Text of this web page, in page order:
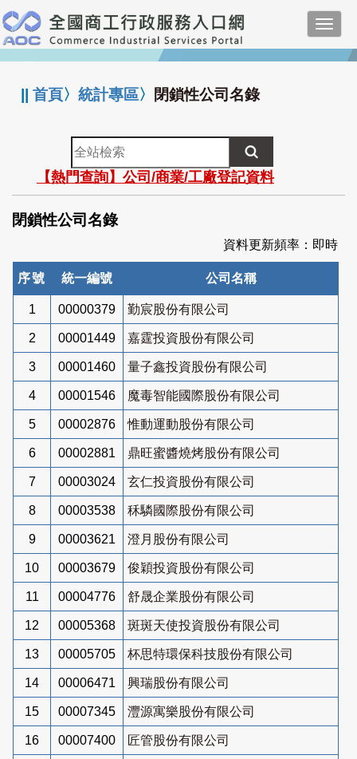
跳
到
主
要
:::
||首頁〉統計專區〉 閉鎖性公司名錄
全
站
檢
索
【熱門查詢】公司/商業/工廠登記資料
閉鎖性公司名錄
資料更新頻率：即時
序號 統一編號 公司名稱
1 00000379 勤宸股份有限公司
2 00001449 嘉霆投資股份有限公司
3 00001460 量子鑫投資股份有限公司
4 00001546 魔毒智能國際股份有限公司
5 00002876 惟動運動股份有限公司
6 00002881 鼎旺蜜醬燒烤股份有限公司
7 00003024 玄仁投資股份有限公司
8 00003538 秝驎國際股份有限公司
9 00003621 澄月股份有限公司
10 00003679 俊穎投資股份有限公司
11 00004776 舒晟企業股份有限公司
12 00005368 斑斑天使投資股份有限公司
13 00005705 杯思特環保科技股份有限公司
14 00006471 興瑞股份有限公司
15 00007345 灃源寓樂股份有限公司
16 00007400 匠管股份有限公司